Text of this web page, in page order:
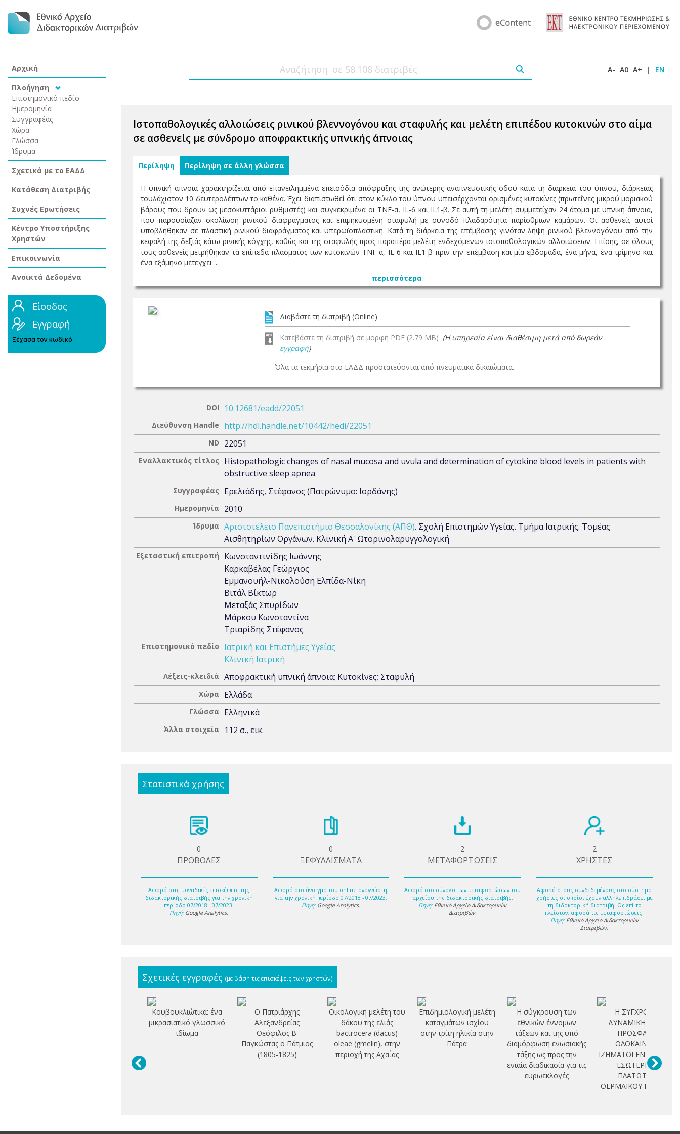
Αρχική
Πλοήγηση
Επιστημονικό πεδίο
Ημερομηνία
Συγγραφέας
Χώρα
Γλώσσα
Ίδρυμα
Σχετικά με το ΕΑΔΔ
Κατάθεση Διατριβής
Συχνές Ερωτήσεις
Κέντρο Υποστήριξης
Χρηστών
Επικοινωνία
Ανοικτά Δεδομένα
Είσοδος
Εγγραφή
Ξέχασα τον κωδικό
A- A0 A+ | EN
Ιστοπαθολογικές αλλοιώσεις ρινικού βλεννογόνου και σταφυλής και μελέτη επιπέδου κυτοκινών στο αίμα
σε ασθενείς με σύνδρομο αποφρακτικής υπνικής άπνοιας
Περίληψη Περίληψη σε άλλη γλώσσα
Η υπνική άπνοια χαρακτηρίζεται από επανειλημμένα επεισόδια απόφραξης της ανώτερης αναπνευστικής οδού κατά τη διάρκεια του ύπνου, διάρκειας
τουλάχιστον 10 δευτερολέπτων το καθένα. Έχει διαπιστωθεί ότι στον κύκλο του ύπνου υπεισέρχονται ορισμένες κυτοκίνες (πρωτεΐνες μικρού μοριακού
βάρους που δρουν ως μεσοκυττάριοι ρυθμιστές) και συγκεκριμένα οι TNF-α, IL-6 και IL1-β. Σε αυτή τη μελέτη συμμετείχαν 24 άτομα με υπνική άπνοια,
που παρουσίαζαν σκολίωση ρινικού διαφράγματος και επιμηκυσμένη σταφυλή με συνοδό πλαδαρότητα παρίσθμιων καμάρων. Οι ασθενείς αυτοί
υποβλήθηκαν σε πλαστική ρινικού διαφράγματος και υπερωϊοπλαστική. Κατά τη διάρκεια της επέμβασης γινόταν λήψη ρινικού βλεννογόνου από την
κεφαλή της δεξιάς κάτω ρινικής κόγχης, καθώς και της σταφυλής προς παραπέρα μελέτη ενδεχόμενων ιστοπαθολογικών αλλοιώσεων. Επίσης, σε όλους
τους ασθενείς μετρήθηκαν τα επίπεδα πλάσματος των κυτοκινών TNF-α, IL-6 και IL1-β πριν την επέμβαση και μία εβδομάδα, ένα μήνα, ένα τρίμηνο και
ένα εξάμηνο μετεγχει ...
περισσότερα
Διαβάστε τη διατριβή (Online)
Κατεβάστε τη διατριβή σε μορφή PDF (2.79 MB) (Η υπηρεσία είναι διαθέσιμη μετά από δωρεάν
εγγραφή)
Όλα τα τεκμήρια στο ΕΑΔΔ προστατεύονται από πνευματικά δικαιώματα.
DOI 10.12681/eadd/22051
Διεύθυνση Handle http://hdl.handle.net/10442/hedi/22051
ND 22051
Εναλλακτικός τίτλος Histopathologic changes of nasal mucosa and uvula and determination of cytokine blood levels in patients with
obstructive sleep apnea
Συγγραφέας Ερελιάδης, Στέφανος (Πατρώνυμο: Ιορδάνης)
Ημερομηνία 2010
Ίδρυμα Αριστοτέλειο Πανεπιστήμιο Θεσσαλονίκης (ΑΠΘ). Σχολή Επιστημών Υγείας. Τμήμα Ιατρικής. Τομέας
Αισθητηρίων Οργάνων. Κλινική Α' Ωτορινολαρυγγολογική
Εξεταστική επιτροπή
Κωνσταντινίδης Ιωάννης
Καρκαβέλας Γεώργιος
Εμμανουήλ-Νικολούση Ελπίδα-Νίκη
Βιτάλ Βίκτωρ
Μεταξάς Σπυρίδων
Μάρκου Κωνσταντίνα
Τριαρίδης Στέφανος
Επιστημονικό πεδίο
Ιατρική και Επιστήμες Υγείας
Κλινική Ιατρική
Λέξεις-κλειδιά Αποφρακτική υπνική άπνοια; Κυτοκίνες; Σταφυλή
Χώρα Ελλάδα
Γλώσσα Ελληνικά
Άλλα στοιχεία 112 σ., εικ.
Στατιστικά χρήσης
0
ΠΡΟΒΟΛΕΣ
Αφορά στις μοναδικές επισκέψεις της
διδακτορικής διατριβής για την χρονική
περίοδο 07/2018 - 07/2023.
Πηγή: Google Analytics.
0
ΞΕΦΥΛΛΙΣΜΑΤΑ
Αφορά στο άνοιγμα του online αναγνώστη
για την χρονική περίοδο 07/2018 - 07/2023.
Πηγή: Google Analytics.
2
ΜΕΤΑΦΟΡΤΩΣΕΙΣ
Αφορά στο σύνολο των μεταφορτώσων του
αρχείου της διδακτορικής διατριβής.
Πηγή: Εθνικό Αρχείο Διδακτορικών
Διατριβών.
2
ΧΡΗΣΤΕΣ
Αφορά στους συνδεδεμένους στο σύστημα
χρήστες οι οποίοι έχουν αλληλεπιδράσει με
τη διδακτορική διατριβή. Ως επί το
πλείστον, αφορά τις μεταφορτώσεις.
Πηγή: Εθνικό Αρχείο Διδακτορικών
Διατριβών.
Σχετικές εγγραφές (με βάση τις επισκέψεις των χρηστών)
Κουβουκλιώτικα: ένα
μικρασιατικό γλωσσικό
ιδίωμα
Ο Πατριάρχης
Αλεξανδρείας
Θεόφιλος Β'
Παγκώστας ο Πάτμιος
(1805-1825)
Οικολογική μελέτη του
δάκου της ελιάς
bactrocera (dacus)
oleae (gmelin), στην
περιοχή της Αχαΐας
Επιδημιολογική μελέτη
καταγμάτων ισχίου
στην τρίτη ηλικία στην
Πάτρα
Η σύγκρουση των
εθνικών έννομων
τάξεων και της υπό
διαμόρφωση ενωσιακής
τάξης ως προς την
ενιαία διαδικασία για τις
ευρωεκλογές
Η ΣΥΓΧΡΟΝΗ
ΔΥΝΑΜΙΚΗ ΚΑΙ Η
ΠΡΟΣΦΑΤΗ
ΟΛΟΚΑΙΝΙΚΗ
ΙΖΗΜΑΤΟΓΕΝΕΣΗ ΣΤΟ
ΕΣΩΤΕΡΙΚΟ
ΠΛΑΤΩΤΟΥ
ΘΕΡΜΑΙΚΟΥ ΚΟΛΠΟΥ